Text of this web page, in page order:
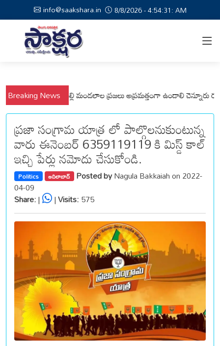
info@saakshara.in 8/8/2026 - 4:54:32: AM
Breaking News
కోటపల్లి, వేమనపల్లి మండలాల ప్రజలు అప్రమత్తంగా ఉండాలి చెన్నూరు రూరల్
ప్రజా సంగ్రామ యాత్ర లో పాల్గొలనుకుంటున్న
వారు ఈనెంబర్ 6359119119 కి మిస్డ్ కాల్
ఇచ్చి పేర్లు నమోదు చేసుకోండి.
Politics ఆదిలాబాద్ Posted byNagula Bakkaiah on 2022-
04-09
Share:| |Visits:575